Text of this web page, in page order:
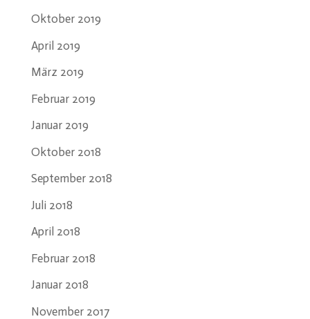
Oktober 2019
April 2019
März 2019
Februar 2019
Januar 2019
Oktober 2018
September 2018
Juli 2018
April 2018
Februar 2018
Januar 2018
November 2017